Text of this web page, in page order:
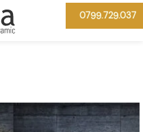
0799.729.037